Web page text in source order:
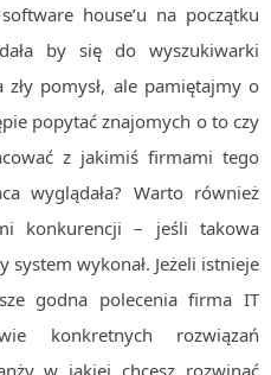
house’u na początku
by się do wyszukiwarki
pomysł, ale pamiętajmy o
popytać znajomych o to czy
z jakimiś firmami tego
wyglądała? Warto również
konkurencji – jeśli takowa
wykonał. Jeżeli istnieje
godna polecenia firma IT
konkretnych rozwiązań
w jakiej chcesz rozwinąć